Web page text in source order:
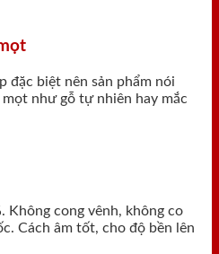
đặc biệt nên sản phẩm nói
như gỗ tự nhiên hay mắc
Không cong vênh, không co
Cách âm tốt, cho độ bền lên